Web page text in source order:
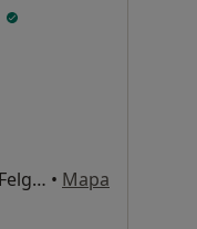
Pé Clinic Maia - Rua Dr. Carlos Pires Felgueiras 519, Maia • Mapa